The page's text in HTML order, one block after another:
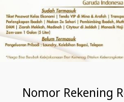
Nomor Rekening